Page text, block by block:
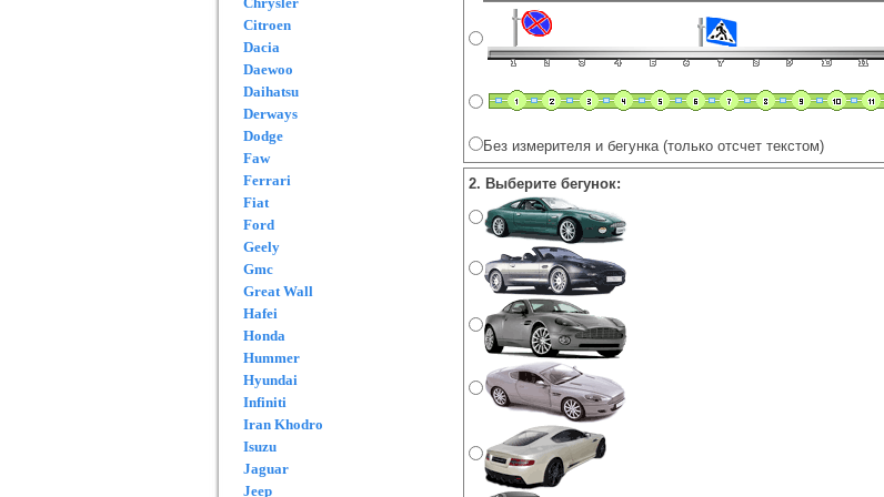
Citroen
Dacia
Daewoo
Daihatsu
Derways
Dodge
Faw
Ferrari
Fiat
Ford
Geely
Gmc
Great Wall
Hafei
Honda
Hummer
Hyundai
Infiniti
Iran Khodro
Isuzu
Jaguar
Jeep
Без измерителя и бегунка (только отсчет текстом)
2. Выберите бегунок: